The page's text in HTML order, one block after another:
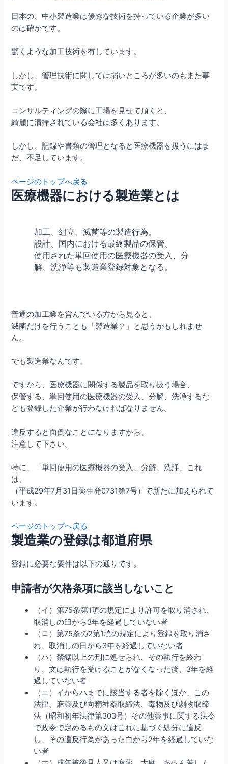
日本の、中小製造業は優秀な技術を持っている企業が多い
のは確かです。
驚くような加工技術を有しています。
しかし、管理技術に関しては弱いところが多いのもまた事
実です。
コンサルティングの際に工場を見せて頂くと、
綺麗に清掃されている会社は多くあります。
しかし、記録や書類の管理となると医療機器を扱うにはま
だ、不足しています。
ページのトップへ戻る
医療機器における製造業とは
加工、組立、滅菌等の製造行為。
設計、国内における最終製品の保管、
使用された単回使用の医療機器の受入、分
解、洗浄等も製造業登録対象となる。
普通の加工業を営んでいる方から見ると、
滅菌だけを行うことも「製造業？」と思うかもしれませ
ん。
でも製造業なんです。
ですから、医療機器に関係する製品を取り扱う場合、
保管する、単回使用の医療機器の受入、分解、洗浄するな
ども登録した企業が行わなければなりません。
違反すると面倒なことになりますから、
注意して下さい。
特に、「単回使用の医療機器の受入、分解、洗浄」これ
は、
（平成29年7月31日薬生発0731第7号）で新たに加えられて
います。
ページのトップへ戻る
製造業の登録は都道府県
登録に必要な要件は以下の通りです。
申請者が欠格条項に該当しないこと
（イ）第75条第1項の規定により許可を取り消され、
取消しの臼から3年を経過していない者
（ロ）第75条の2第1墳の規定により登録を取り消さ
れ、取消しの日から3年を経過していない者
（ハ）禁鋸以上の刑に処せられ、その執行を終わ
り、文は執行を受けることがなくなった後、3年を経
過していない者
（ニ）イからハまでに該当する者を除くほか、この
法律、麻薬及び向精神薬取締法、毒物及び劇物取締
法（昭和初年法律第303号）その他薬事に関する法令
で政令で定めるもの文はこれに基づく処分に違反
し、その違反行為があった白から2年を経過していな
い者